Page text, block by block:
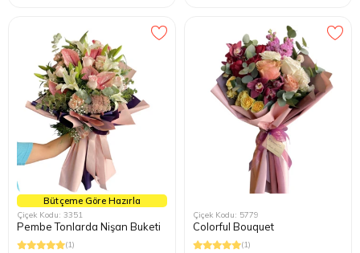
Bütçeme Göre Hazırla
Çiçek Kodu: 3351
Pembe Tonlarda Nişan Buketi
(1)
Çiçek Kodu: 5779
Colorful Bouquet
(1)